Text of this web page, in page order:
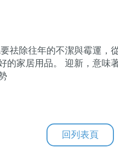
祛除往年的不潔與霉運，
的家居用品。 迎新，意味
回列表頁